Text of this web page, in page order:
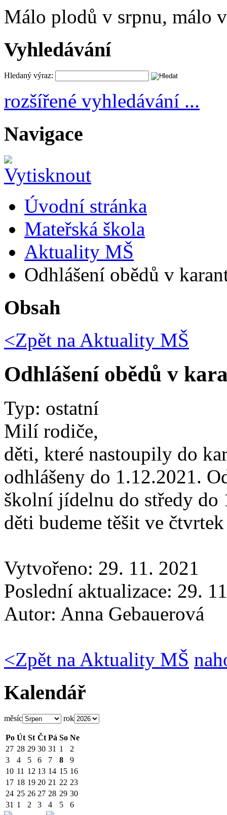
Málo plodů v srpnu, málo
Vyhledávání
Hledaný výraz:
rozšířené vyhledávání ...
Navigace
Úvodní stránka
Mateřská škola
Aktuality MŠ
Odhlášení obědů v
Obsah
<Zpět na Aktuality MŠ
Odhlášení obědů v
Typ: ostatní
Milí rodiče,
děti, které nastoupily do
odhlášeny do 1.12.2021.
školní jídelnu do středy do
děti budeme těšit ve čtvrtek
Vytvořeno: 29. 11. 2021
Poslední aktualizace: 29.
Autor: Anna Gebauerová
<Zpět na Aktuality MŠ
Kalendář
měsíc rok
Po Út St Čt Pá So Ne
27 28 29 30 31 1
2
3
4 5 6 7 8
9
10 11 12 13 14 15 16
17 18 19 20 21 22 23
24 25 26 27 28 29 30
31 1 2 3 4 5 6